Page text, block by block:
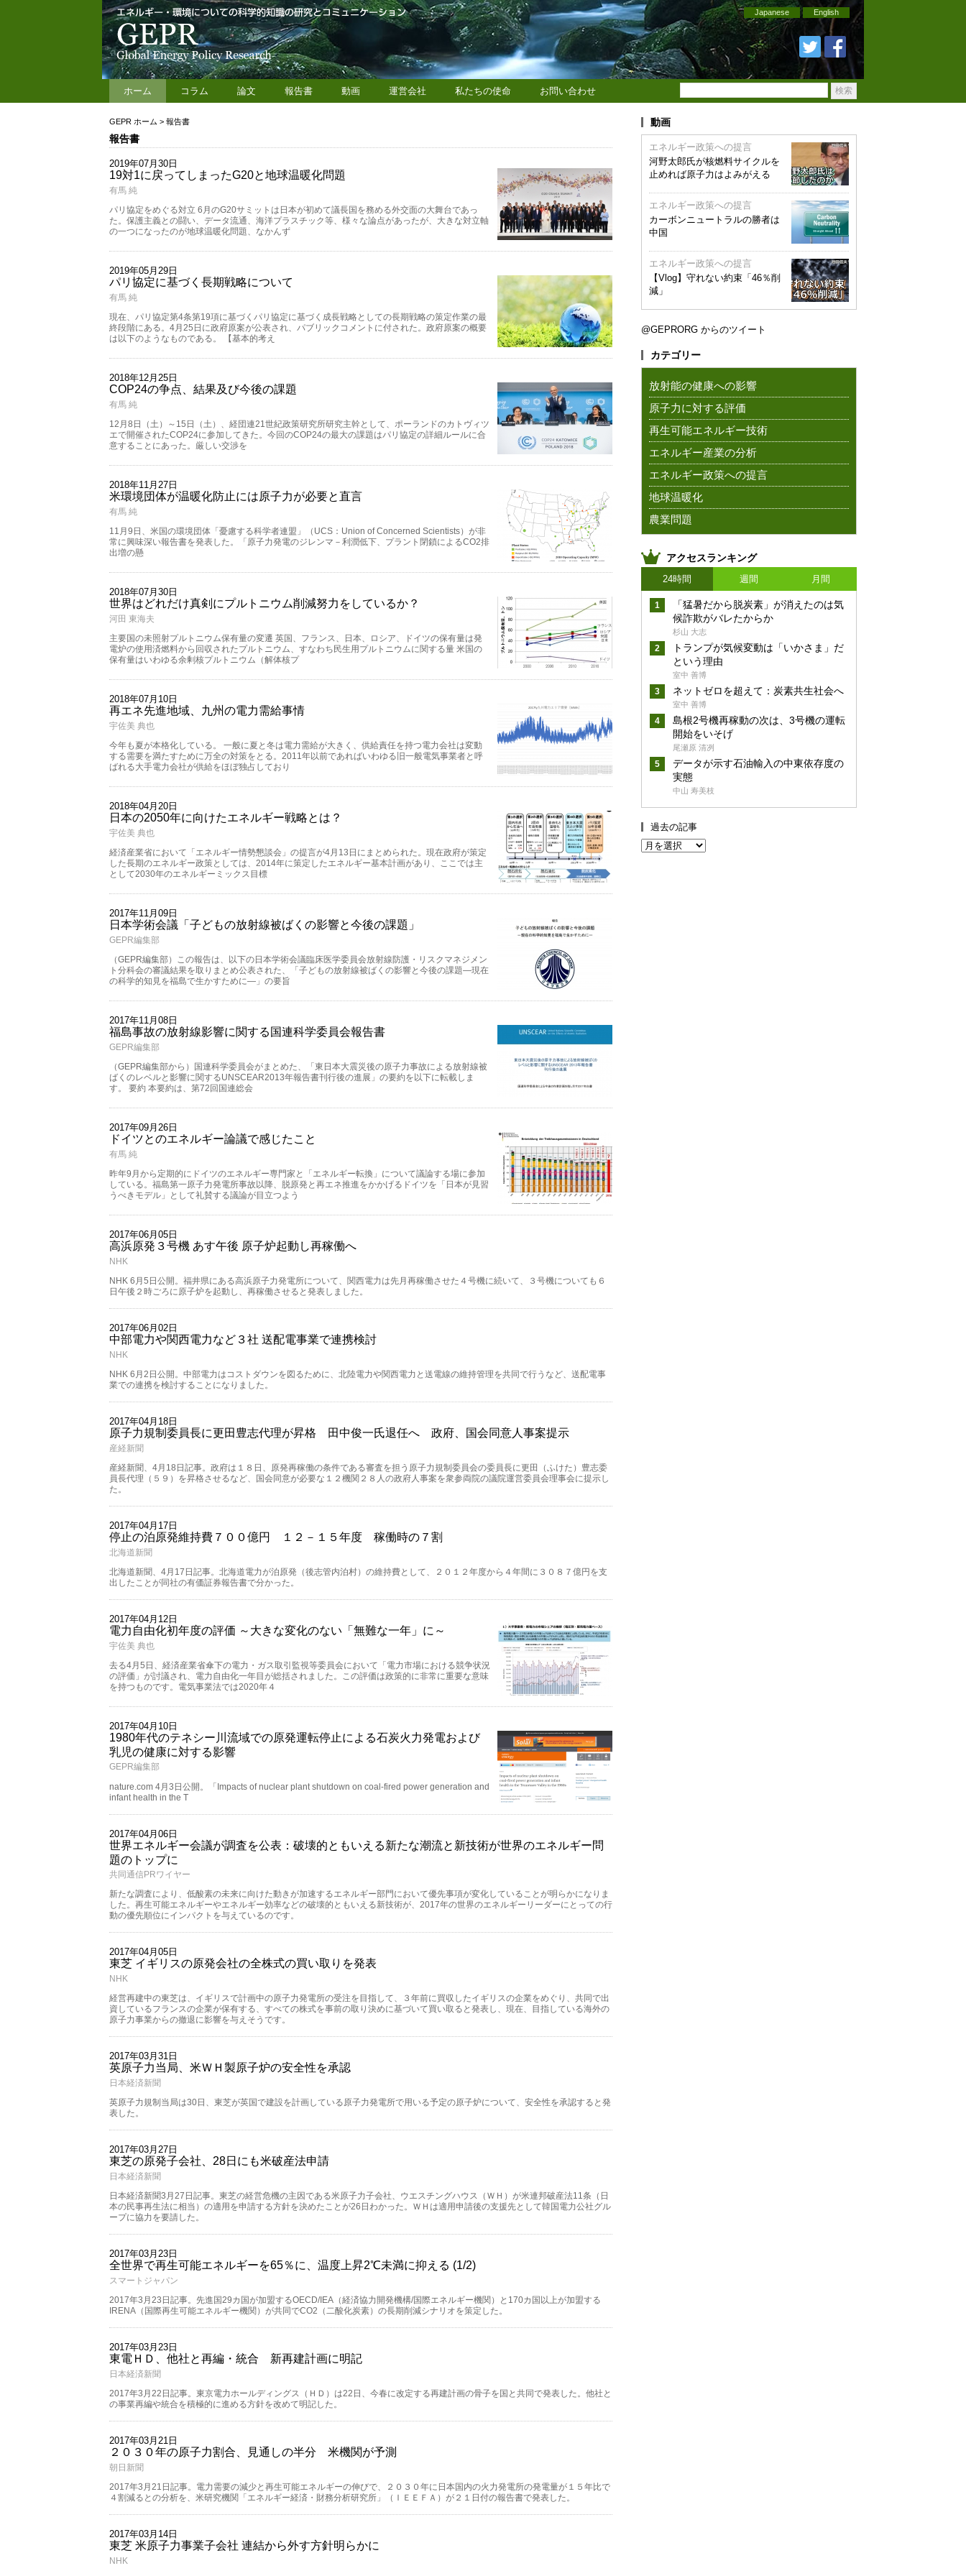
Japanese English
ホーム コラム 論文 報告書 動画 運営会社 私たちの使命 お問い合わせ
GEPR ホーム > 報告書
報告書
2019年07月30日
19対1に戻ってしまったG20と地球温暖化問題
有馬 純
パリ協定をめぐる対立 6月のG20サミットは日本が初めて議長国を務める外交面の大舞台であっ
た。保護主義との闘い、データ流通、海洋プラスチック等、様々な論点があったが、大きな対立軸
の一つになったのが地球温暖化問題、なかんず
2019年05月29日
パリ協定に基づく長期戦略について
有馬 純
現在、パリ協定第4条第19項に基づくパリ協定に基づく成長戦略としての長期戦略の策定作業の最
終段階にある。4月25日に政府原案が公表され、パブリックコメントに付された。政府原案の概要
は以下のようなものである。 【基本的考え
2018年12月25日
COP24の争点、結果及び今後の課題
有馬 純
12月8日（土）～15日（土）、経団連21世紀政策研究所研究主幹として、ポーランドのカトヴィツ
エで開催されたCOP24に参加してきた。今回のCOP24の最大の課題はパリ協定の詳細ルールに合
意することにあった。厳しい交渉を
2018年11月27日
米環境団体が温暖化防止には原子力が必要と直言
有馬 純
11月9日、米国の環境団体「憂慮する科学者連盟」（UCS：Union of Concerned Scientists）が非
常に興味深い報告書を発表した。「原子力発電のジレンマ－利潤低下、プラント閉鎖によるCO2排
出増の懸
2018年07月30日
世界はどれだけ真剣にプルトニウム削減努力をしているか？
河田 東海夫
主要国の未照射プルトニウム保有量の変遷 英国、フランス、日本、ロシア、ドイツの保有量は発
電炉の使用済燃料から回収されたプルトニウム、すなわち民生用プルトニウムに関する量 米国の
保有量はいわゆる余剰核プルトニウム（解体核プ
2018年07月10日
再エネ先進地域、九州の電力需給事情
宇佐美 典也
今年も夏が本格化している。 一般に夏と冬は電力需給が大きく、供給責任を持つ電力会社は変動
する需要を満たすために万全の対策をとる。2011年以前であればいわゆる旧一般電気事業者と呼
ばれる大手電力会社が供給をほぼ独占しており
2018年04月20日
日本の2050年に向けたエネルギー戦略とは？
宇佐美 典也
経済産業省において「エネルギー情勢懇談会」の提言が4月13日にまとめられた。現在政府が策定
した長期のエネルギー政策としては、2014年に策定したエネルギー基本計画があり、ここでは主
として2030年のエネルギーミックス目標
2017年11月09日
日本学術会議「子どもの放射線被ばくの影響と今後の課題」
GEPR編集部
（GEPR編集部）この報告は、以下の日本学術会議臨床医学委員会放射線防護・リスクマネジメン
ト分科会の審議結果を取りまとめ公表された、「子どもの放射線被ばくの影響と今後の課題―現在
の科学的知見を福島で生かすために―」の要旨
2017年11月08日
福島事故の放射線影響に関する国連科学委員会報告書
GEPR編集部
（GEPR編集部から）国連科学委員会がまとめた、「東日本大震災後の原子力事故による放射線被
ばくのレベルと影響に関するUNSCEAR2013年報告書刊行後の進展」の要約を以下に転載しま
す。 要約 本要約は、第72回国連総会
2017年09月26日
ドイツとのエネルギー論議で感じたこと
有馬 純
昨年9月から定期的にドイツのエネルギー専門家と「エネルギー転換」について議論する場に参加
している。福島第一原子力発電所事故以降、脱原発と再エネ推進をかかげるドイツを「日本が見習
うべきモデル」として礼賛する議論が目立つよう
2017年06月05日
高浜原発３号機 あす午後 原子炉起動し再稼働へ
NHK
NHK 6月5日公開。福井県にある高浜原子力発電所について、関西電力は先月再稼働させた４号機に続いて、３号機についても６
日午後２時ごろに原子炉を起動し、再稼働させると発表しました。
2017年06月02日
中部電力や関西電力など３社 送配電事業で連携検討
NHK
NHK 6月2日公開。中部電力はコストダウンを図るために、北陸電力や関西電力と送電線の維持管理を共同で行うなど、送配電事
業での連携を検討することになりました。
2017年04月18日
原子力規制委員長に更田豊志代理が昇格 田中俊一氏退任へ 政府、国会同意人事案提示
産経新聞
産経新聞、4月18日記事。政府は１８日、原発再稼働の条件である審査を担う原子力規制委員会の委員長に更田（ふけた）豊志委
員長代理（５９）を昇格させるなど、国会同意が必要な１２機関２８人の政府人事案を衆参両院の議院運営委員会理事会に提示し
た。
2017年04月17日
停止の泊原発維持費７００億円 １２－１５年度 稼働時の７割
北海道新聞
北海道新聞、4月17日記事。北海道電力が泊原発（後志管内泊村）の維持費として、２０１２年度から４年間に３０８７億円を支
出したことが同社の有価証券報告書で分かった。
2017年04月12日
電力自由化初年度の評価 ～大きな変化のない「無難な一年」に～
宇佐美 典也
去る4月5日、経済産業省傘下の電力・ガス取引監視等委員会において「電力市場における競争状況
の評価」が討議され、電力自由化一年目が総括されました。この評価は政策的に非常に重要な意味
を持つものです。電気事業法では2020年４
2017年04月10日
1980年代のテネシー川流域での原発運転停止による石炭火力発電および
乳児の健康に対する影響
GEPR編集部
nature.com 4月3日公開。「Impacts of nuclear plant shutdown on coal-fired power generation and
infant health in the T
2017年04月06日
世界エネルギー会議が調査を公表：破壊的ともいえる新たな潮流と新技術が世界のエネルギー問
題のトップに
共同通信PRワイヤー
新たな調査により、低酸素の未来に向けた動きが加速するエネルギー部門において優先事項が変化していることが明らかになりま
した。再生可能エネルギーやエネルギー効率などの破壊的ともいえる新技術が、2017年の世界のエネルギーリーダーにとっての行
動の優先順位にインパクトを与えているのです。
2017年04月05日
東芝 イギリスの原発会社の全株式の買い取りを発表
NHK
経営再建中の東芝は、イギリスで計画中の原子力発電所の受注を目指して、３年前に買収したイギリスの企業をめぐり、共同で出
資しているフランスの企業が保有する、すべての株式を事前の取り決めに基づいて買い取ると発表し、現在、目指している海外の
原子力事業からの撤退に影響を与えそうです。
2017年03月31日
英原子力当局、米ＷＨ製原子炉の安全性を承認
日本経済新聞
英原子力規制当局は30日、東芝が英国で建設を計画している原子力発電所で用いる予定の原子炉について、安全性を承認すると発
表した。
2017年03月27日
東芝の原発子会社、28日にも米破産法申請
日本経済新聞
日本経済新聞3月27日記事。東芝の経営危機の主因である米原子力子会社、ウエスチングハウス（ＷＨ）が米連邦破産法11条（日
本の民事再生法に相当）の適用を申請する方針を決めたことが26日わかった。ＷＨは適用申請後の支援先として韓国電力公社グル
ープに協力を要請した。
2017年03月23日
全世界で再生可能エネルギーを65％に、温度上昇2℃未満に抑える (1/2)
スマートジャパン
2017年3月23日記事。先進国29カ国が加盟するOECD/IEA（経済協力開発機構/国際エネルギー機関）と170カ国以上が加盟する
IRENA（国際再生可能エネルギー機関）が共同でCO2（二酸化炭素）の長期削減シナリオを策定した。
2017年03月23日
東電ＨＤ、他社と再編・統合 新再建計画に明記
日本経済新聞
2017年3月22日記事。東京電力ホールディングス（ＨＤ）は22日、今春に改定する再建計画の骨子を国と共同で発表した。他社と
の事業再編や統合を積極的に進める方針を改めて明記した。
2017年03月21日
２０３０年の原子力割合、見通しの半分 米機関が予測
朝日新聞
2017年3月21日記事。電力需要の減少と再生可能エネルギーの伸びで、２０３０年に日本国内の火力発電所の発電量が１５年比で
４割減るとの分析を、米研究機関「エネルギー経済・財務分析研究所」（ＩＥＥＦＡ）が２１日付の報告書で発表した。
2017年03月14日
東芝 米原子力事業子会社 連結から外す方針明らかに
NHK
動画
エネルギー政策への提言
河野太郎氏が核燃料サイクルを
止めれば原子力はよみがえる
エネルギー政策への提言
カーボンニュートラルの勝者は
中国
エネルギー政策への提言
【Vlog】守れない約束「46％削
減」
@GEPRORG からのツイート
カテゴリー
放射能の健康への影響
原子力に対する評価
再生可能エネルギー技術
エネルギー産業の分析
エネルギー政策への提言
地球温暖化
農業問題
アクセスランキング
24時間 週間 月間
「猛暑だから脱炭素」が消えたのは気
候詐欺がバレたからか
杉山 大志
トランプが気候変動は「いかさま」だ
という理由
室中 善博
ネットゼロを超えて：炭素共生社会へ
室中 善博
島根2号機再稼動の次は、3号機の運転
開始をいそげ
尾瀬原 清冽
データが示す石油輸入の中東依存度の
実態
中山 寿美枝
過去の記事